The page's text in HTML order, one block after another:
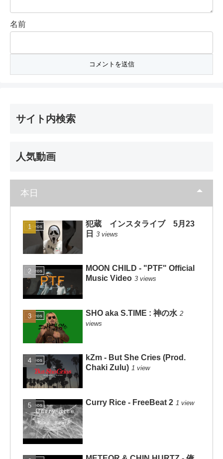
名前
サイト内検索
人気動画
本日
Videos
犯蔵 インスタライブ 5月23
日 3 views
Videos
MOON CHILD - "PTF" Official
Music Video 3 views
Videos SHO aka S.TIME : 神の水 2
views
Videos
kZm - But She Cries (Prod.
Chaki Zulu) 1 view
Videos Curry Rice - FreeBeat 2 1 view